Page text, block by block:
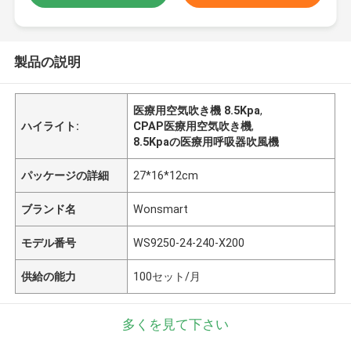
製品の説明
ハイライト:
医療用空気吹き機 8.5Kpa,
CPAP医療用空気吹き機,
8.5Kpaの医療用呼吸器吹風機
パッケージの詳細 27*16*12cm
ブランド名 Wonsmart
モデル番号 WS9250-24-240-X200
供給の能力 100セット/月
多くを見て下さい